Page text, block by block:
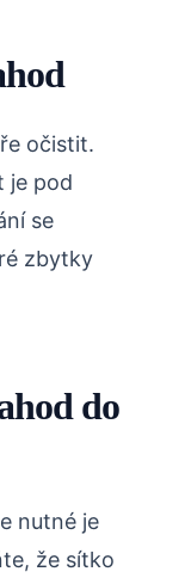
očistit.
je pod
se
zbytky
do
nutné je
že sítko